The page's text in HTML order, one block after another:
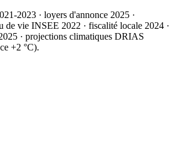
2023 · loyers d'annonce 2025 ·
de vie INSEE 2022 · fiscalité locale 2024 ·
· projections climatiques DRIAS
+2 °C).